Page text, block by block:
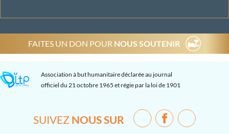
FAITES UN DON POUR NOUS SOUTENIR
Association à but humanitaire déclarée au journal
officiel du 21 octobre 1965 et régie par la loi de 1901
SUIVEZ NOUS SUR